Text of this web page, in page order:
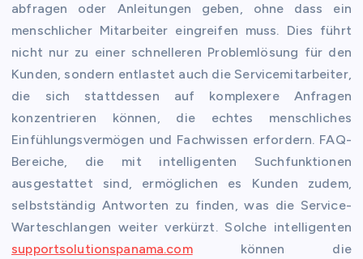
abfragen oder Anleitungen geben, ohne dass ein
menschlicher Mitarbeiter eingreifen muss. Dies führt
nicht nur zu einer schnelleren Problemlösung für den
Kunden, sondern entlastet auch die Servicemitarbeiter,
die sich stattdessen auf komplexere Anfragen
konzentrieren können, die echtes menschliches
Einfühlungsvermögen und Fachwissen erfordern. FAQ-
Bereiche, die mit intelligenten Suchfunktionen
ausgestattet sind, ermöglichen es Kunden zudem,
selbstständig Antworten zu finden, was die Service-
Warteschlangen weiter verkürzt. Solche intelligenten
supportsolutionspanama.comkönnen die